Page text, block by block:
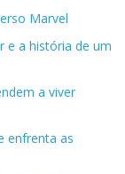
Marvel
e a história de um
a viver
enfrenta as